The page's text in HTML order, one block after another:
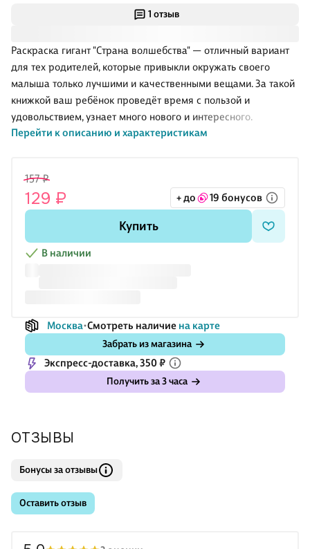
1 отзыв
Раскраска гигант "Страна волшебства" — отличный вариант
для тех родителей, которые привыкли окружать своего
малыша только лучшими и качественными вещами. За такой
книжкой ваш ребёнок проведёт время с пользой и
удовольствием, узнает много нового и интересного.
Перейти к описанию и характеристикам
157 ₽
129 ₽ + до 19 бонусов
Купить
В наличии
Москва Смотреть наличие на карте
Забрать из магазина
Экспресс-доставка, 350 ₽
Получить за 3 часа
ОТЗЫВЫ
Бонусы за отзывы
Оставить отзыв